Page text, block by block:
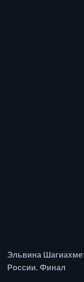
Эльвина
России. Финал